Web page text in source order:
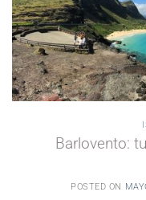
Barlovento:
POSTED ON